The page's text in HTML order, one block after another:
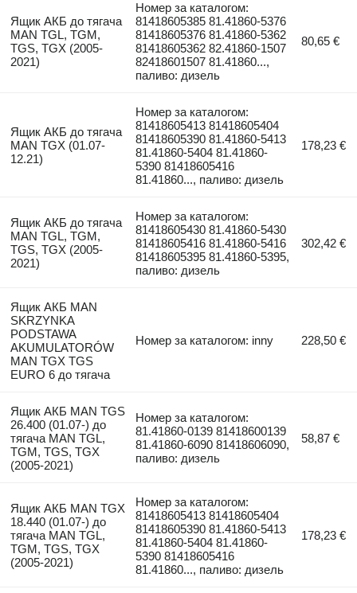
Ящик АКБ до тягача
MAN TGL, TGM,
TGS, TGX (2005-
2021)
Номер за каталогом:
81418605385 81.41860-5376
81418605376 81.41860-5362
81418605362 82.41860-1507
82418601507 81.41860...,
паливо: дизель
80,65 €
Ящик АКБ до тягача
MAN TGX (01.07-
12.21)
Номер за каталогом:
81418605413 81418605404
81418605390 81.41860-5413
81.41860-5404 81.41860-
5390 81418605416
81.41860..., паливо: дизель
178,23 €
Ящик АКБ до тягача
MAN TGL, TGM,
TGS, TGX (2005-
2021)
Номер за каталогом:
81418605430 81.41860-5430
81418605416 81.41860-5416
81418605395 81.41860-5395,
паливо: дизель
302,42 €
Ящик АКБ MAN
SKRZYNKA
PODSTAWA
AKUMULATORÓW
MAN TGX TGS
EURO 6 до тягача
Номер за каталогом: inny 228,50 €
Ящик АКБ MAN TGS
26.400 (01.07-) до
тягача MAN TGL,
TGM, TGS, TGX
(2005-2021)
Номер за каталогом:
81.41860-0139 81418600139
81.41860-6090 81418606090,
паливо: дизель
58,87 €
Ящик АКБ MAN TGX
18.440 (01.07-) до
тягача MAN TGL,
TGM, TGS, TGX
(2005-2021)
Номер за каталогом:
81418605413 81418605404
81418605390 81.41860-5413
81.41860-5404 81.41860-
5390 81418605416
81.41860..., паливо: дизель
178,23 €